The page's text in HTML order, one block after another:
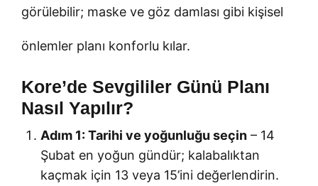
görülebilir; maske ve göz damlası gibi kişisel
önlemler planı konforlu kılar.
Kore’de Sevgililer Günü Planı
Nasıl Yapılır?
Adım 1: Tarihi ve yoğunluğu seçin – 14
Şubat en yoğun gündür; kalabalıktan
kaçmak için 13 veya 15’ini değerlendirin.